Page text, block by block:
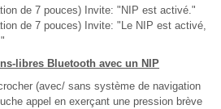
de 7 pouces) Invite: "NIP est activé."
de 7 pouces) Invite: "Le NIP est activé,
libres Bluetooth avec un NIP
(avec/ sans système de navigation
appel en exerçant une pression brève